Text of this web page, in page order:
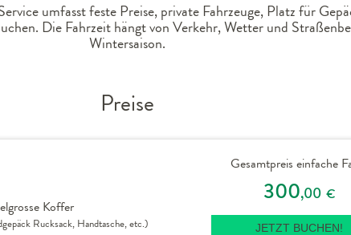
umfasst feste Preise, private Fahrzeuge, Platz für
Die Fahrzeit hängt von Verkehr, Wetter und
Wintersaison.
Preise
Koffer
Rucksack, Handtasche, etc.)
Gesamtpreis einfache
300,00 €
JETZT BUCHEN!